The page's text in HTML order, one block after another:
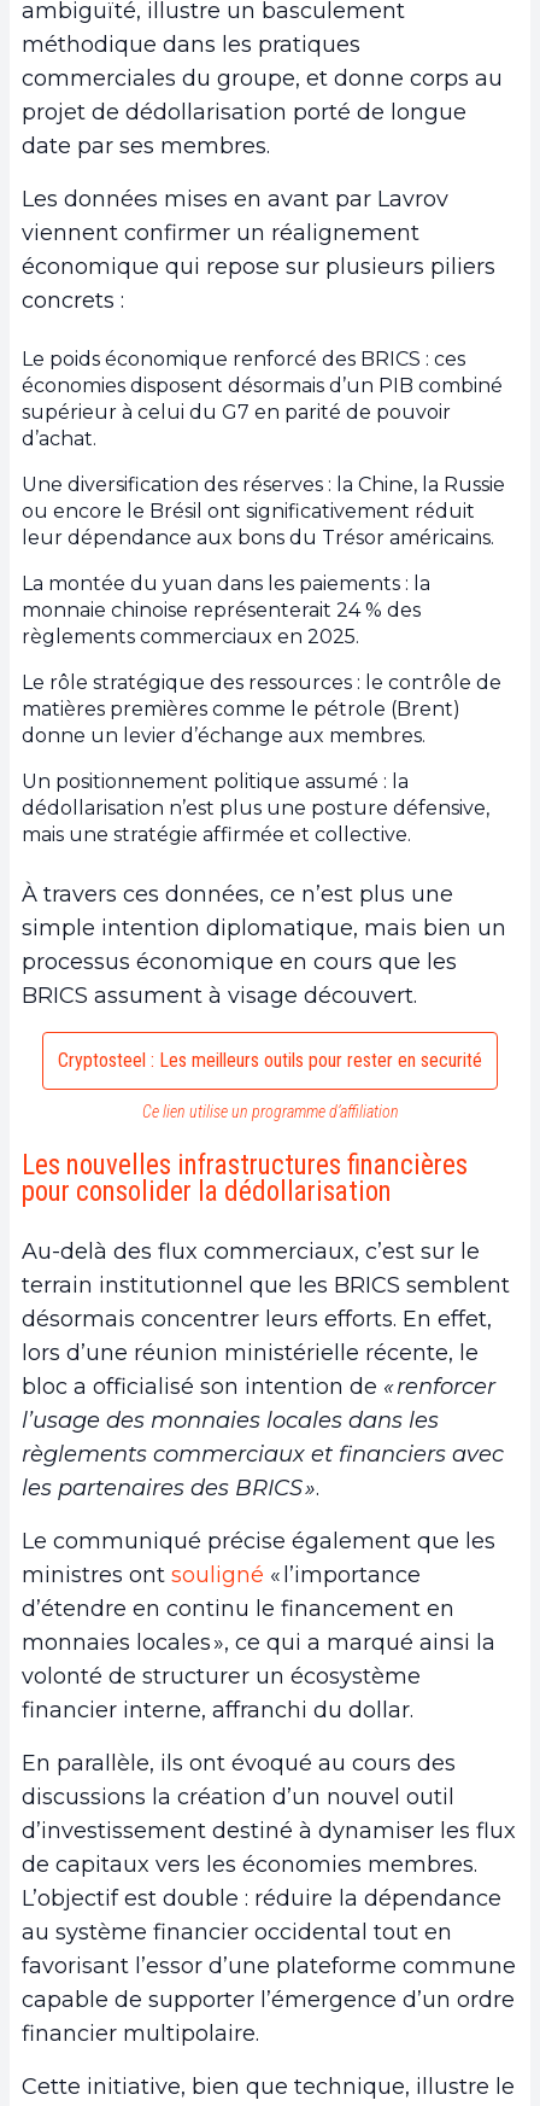
ambiguïté, illustre un basculement
méthodique dans les pratiques
commerciales du groupe, et donne corps au
projet de dédollarisation porté de longue
date par ses membres.
Les données mises en avant par Lavrov
viennent confirmer un réalignement
économique qui repose sur plusieurs piliers
concrets :
Le poids économique renforcé des BRICS : ces
économies disposent désormais d’un PIB combiné
supérieur à celui du G7 en parité de pouvoir
d’achat.
Une diversification des réserves : la Chine, la Russie
ou encore le Brésil ont significativement réduit
leur dépendance aux bons du Trésor américains.
La montée du yuan dans les paiements : la
monnaie chinoise représenterait 24 % des
règlements commerciaux en 2025.
Le rôle stratégique des ressources : le contrôle de
matières premières comme le pétrole (Brent)
donne un levier d’échange aux membres.
Un positionnement politique assumé : la
dédollarisation n’est plus une posture défensive,
mais une stratégie affirmée et collective.
À travers ces données, ce n’est plus une
simple intention diplomatique, mais bien un
processus économique en cours que les
BRICS assument à visage découvert.
Cryptosteel : Les meilleurs outils pour rester en securité
Ce lien utilise un programme d’affiliation
Les nouvelles infrastructures financières
pour consolider la dédollarisation
Au-delà des flux commerciaux, c’est sur le
terrain institutionnel que les BRICS semblent
désormais concentrer leurs efforts. En effet,
lors d’une réunion ministérielle récente, le
bloc a officialisé son intention de « renforcer
l’usage des monnaies locales dans les
règlements commerciaux et financiers avec
les partenaires des BRICS ».
Le communiqué précise également que les
ministres ont souligné « l’importance
d’étendre en continu le financement en
monnaies locales », ce qui a marqué ainsi la
volonté de structurer un écosystème
financier interne, affranchi du dollar.
En parallèle, ils ont évoqué au cours des
discussions la création d’un nouvel outil
d’investissement destiné à dynamiser les flux
de capitaux vers les économies membres.
L’objectif est double : réduire la dépendance
au système financier occidental tout en
favorisant l’essor d’une plateforme commune
capable de supporter l’émergence d’un ordre
financier multipolaire.
Cette initiative, bien que technique, illustre le